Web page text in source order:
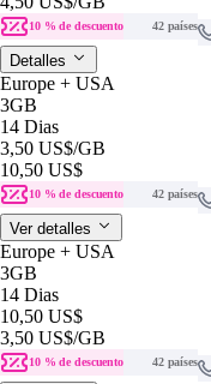
10 % de descuento 42 países
Detalles
Europe + USA
3GB
14 Dias
3,50 US$/GB
10,50 US$
10 % de descuento 42 países
Ver detalles
Europe + USA
3GB
14 Dias
10,50 US$
3,50 US$/GB
10 % de descuento 42 países